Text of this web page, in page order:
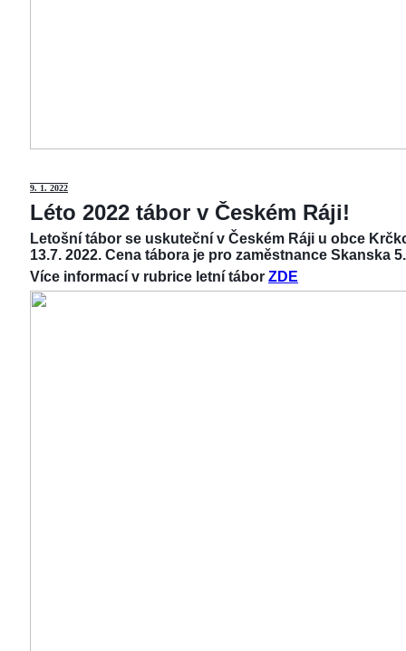
9. 1. 2022
Léto 2022 tábor v Českém Ráji!
Letošní tábor se uskuteční v Českém Ráji u obce
13.7. 2022. Cena tábora je pro zaměstnance Skanska
Více informací v rubrice letní tábor ZDE